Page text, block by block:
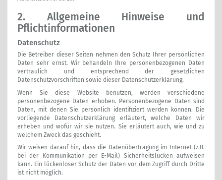
2. Allgemeine Hinweise und
Pflichtinformationen
Datenschutz
Die Betreiber dieser Seiten nehmen den Schutz Ihrer persönlichen
Daten sehr ernst. Wir behandeln Ihre personenbezogenen Daten
vertraulich und entsprechend der gesetzlichen
Datenschutzvorschriften sowie dieser Datenschutzerklärung.
Wenn Sie diese Website benutzen, werden verschiedene
personenbezogene Daten erhoben. Personenbezogene Daten sind
Daten, mit denen Sie persönlich identifiziert werden können. Die
vorliegende Datenschutzerklärung erläutert, welche Daten wir
erheben und wofür wir sie nutzen. Sie erläutert auch, wie und zu
welchem Zweck das geschieht.
Wir weisen darauf hin, dass die Datenübertragung im Internet (z.B.
bei der Kommunikation per E-Mail) Sicherheitslücken aufweisen
kann. Ein lückenloser Schutz der Daten vor dem Zugriff durch Dritte
ist nicht möglich.